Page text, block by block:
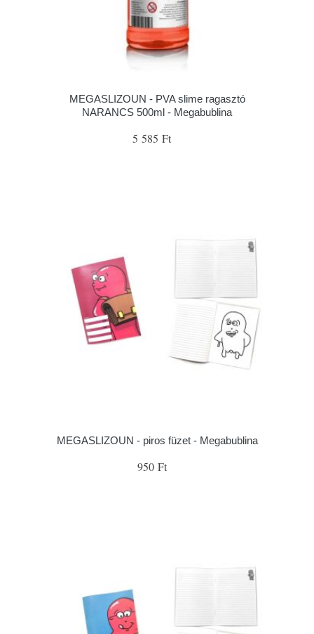
MEGASLIZOUN - PVA slime ragasztó
NARANCS 500ml - Megabublina
5 585 Ft
MEGASLIZOUN - piros füzet - Megabublina
950 Ft